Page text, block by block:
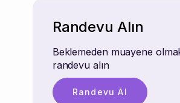
Randevu Alın
Beklemeden muayene
randevu alın
Randevu Al